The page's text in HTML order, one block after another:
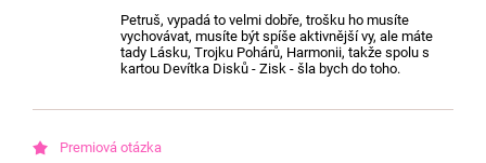
Petruš, vypadá to velmi dobře, trošku ho musíte
vychovávat, musíte být spíše aktivnější vy, ale máte
tady Lásku, Trojku Pohárů, Harmonii, takže spolu s
kartou Devítka Disků - Zisk - šla bych do toho.